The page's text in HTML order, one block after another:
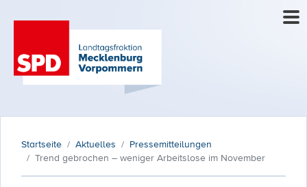
Startseite Aktuelles
Pressemitteilungen
Trend gebrochen – weniger Arbeitslose im November